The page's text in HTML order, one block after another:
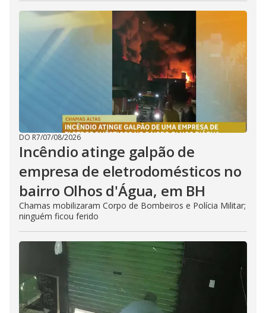
DO R7/07/08/2026
Incêndio atinge galpão de
empresa de eletrodomésticos no
bairro Olhos d'Água, em BH
Chamas mobilizaram Corpo de Bombeiros e Polícia Militar;
ninguém ficou ferido